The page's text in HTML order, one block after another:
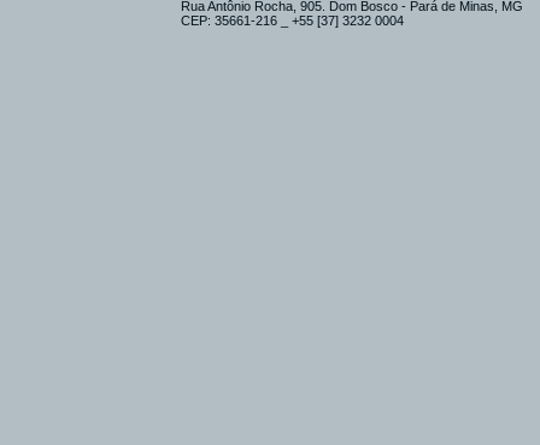
Rua Antônio Rocha, 905. Dom Bosco - Pará de Minas, MG
CEP: 35661-216 _ +55 [37] 3232 0004